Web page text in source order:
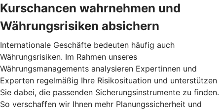
Kurschancen wahrnehmen und
Währungsrisiken absichern
Internationale Geschäfte bedeuten häufig auch
Währungsrisiken. Im Rahmen unseres
Währungsmanagements analysieren Expertinnen und
Experten regelmäßig Ihre Risikosituation und unterstützen
Sie dabei, die passenden Sicherungsinstrumente zu finden.
So verschaffen wir Ihnen mehr Planungssicherheit und